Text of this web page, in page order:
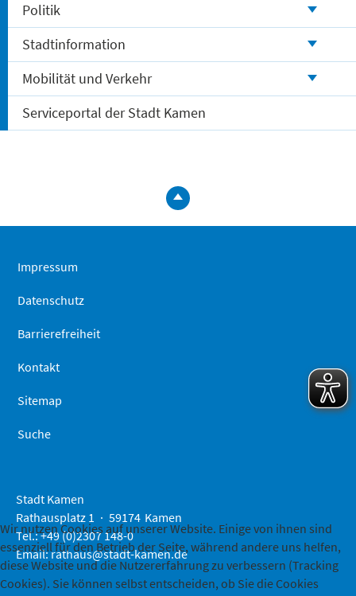
Politik
Stadtinformation
Mobilität und Verkehr
Serviceportal der Stadt Kamen
zum
Impressum
Datenschutz
Barrierefreiheit
Kontakt
Sitemap
Suche
Stadt Kamen
Rathausplatz 1
59174 Kamen
Tel.: +49 (0)2307 148-0
Email:rathaus@stadt-kamen.de
Wir nutzen Cookies auf unserer Website. Einige von ihnen sind
essenziell für den Betrieb der Seite, während andere uns helfen,
diese Website und die Nutzererfahrung zu verbessern (Tracking
Cookies). Sie können selbst entscheiden, ob Sie die Cookies